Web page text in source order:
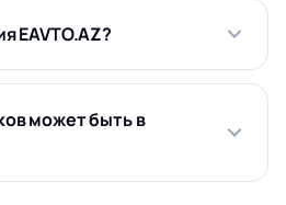
EAVTO.AZ?
может быть в